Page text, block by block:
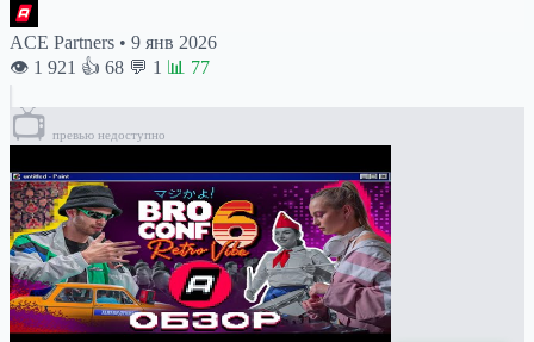
ACE Partners • 9 янв 2026
👁 1 921 👍 68 💬 1 📊 77
📺 превью недоступно